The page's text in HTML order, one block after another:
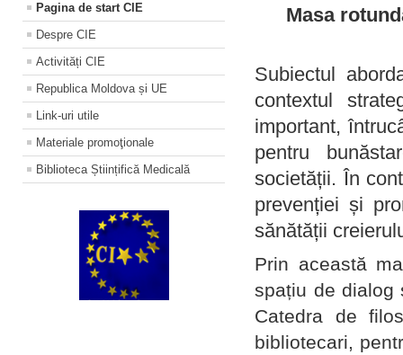
Pagina de start CIE
Despre CIE
Activități CIE
Republica Moldova și UE
Link-uri utile
Materiale promoţionale
Biblioteca Științifică Medicală
Masa
Subiectul
contextul
important,
pentru
societății. În
prevenției și
sănătății
Prin această
spațiu de dialog
Catedra de
bibliotecari,